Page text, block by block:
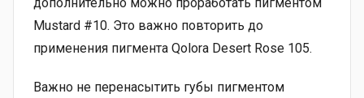
Mustard #10. Это важно повторить до
применения пигмента Qolora Desert Rose 105.
Важно не перенасытить губы пигментом